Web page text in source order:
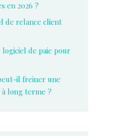
en 2026 ?
de relance client
de paie pour
il freiner une
long terme ?